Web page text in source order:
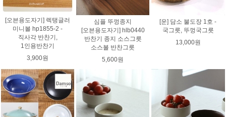
[오븐용도자기] 렉탱글러
미니볼 hp1855-2 -
직사각 반찬기,
1인용반찬기
3,900원
심플 뚜껑종지
[오븐용도자기] hlb0440
반찬기 종지 소스그릇
소스볼 반찬그릇
5,600원
[운] 담소 불도장 1호 -
국그릇, 뚜껑국그릇
13,000원